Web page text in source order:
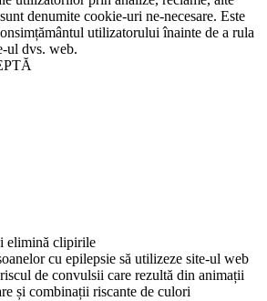
denumite cookie-uri ne-necesare. Este
utilizatorului înainte de a rula
ul dvs. web.
elimină clipirile
cu epilepsie să utilizeze site-ul web
de convulsii care rezultă din animații
și combinații riscante de culori